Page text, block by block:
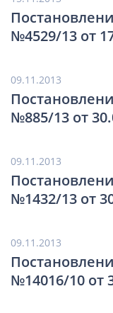
№4529/13 от
09.11.2013
№885/13 от
09.11.2013
№1432/13 от
09.11.2013
№14016/10 от